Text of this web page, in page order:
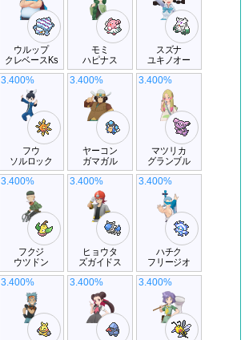
ウルップ
クレベースKs
モミ
ハピナス
スズナ
ユキノオー
フウ
ソルロック
3.400%
ヤーコン
ガマガル
3.400%
マツリカ
グランブル
3.400%
フクジ
ウツドン
3.400%
ヒョウタ
ズガイドス
3.400%
ハチク
フリージオ
3.400%
3.400% 3.400% 3.400%